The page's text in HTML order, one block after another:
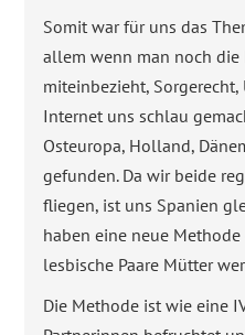
Somit war für uns das
allem wenn man noch die
miteinbezieht, Sorgerecht,
Internet uns schlau
Osteuropa, Holland,
gefunden. Da wir beide
fliegen, ist uns Spanien
haben eine neue
lesbische Paare Mütter
Die Methode ist wie eine